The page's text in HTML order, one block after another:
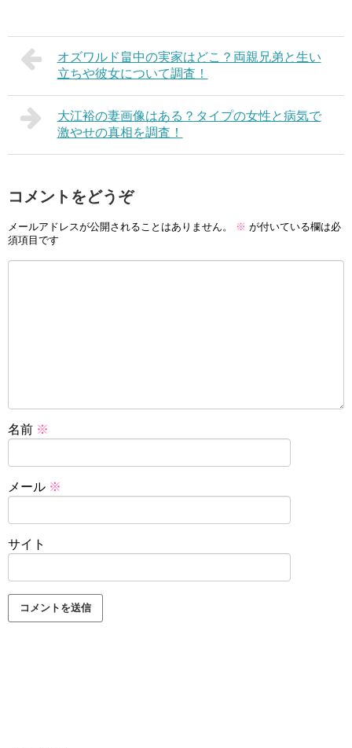
オズワルド畠中の実家はどこ？両親兄弟と生い
立ちや彼女について調査！
大江裕の妻画像はある？タイプの女性と病気で
激やせの真相を調査！
コメントをどうぞ
メールアドレスが公開されることはありません。 ※ が付いている欄は必
須項目です
名前 ※
メール ※
サイト